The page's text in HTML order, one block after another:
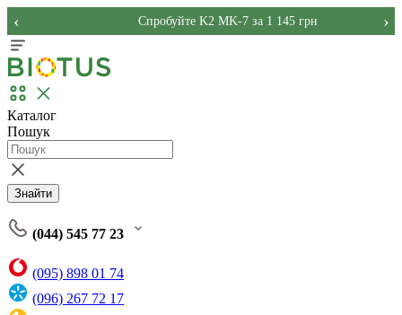
Спробуйте K2 MK-7 за 1 145 грн
‹ ›
Каталог
Пошук
Знайти
(044) 545 77 23
(095) 898 01 74
(096) 267 72 17